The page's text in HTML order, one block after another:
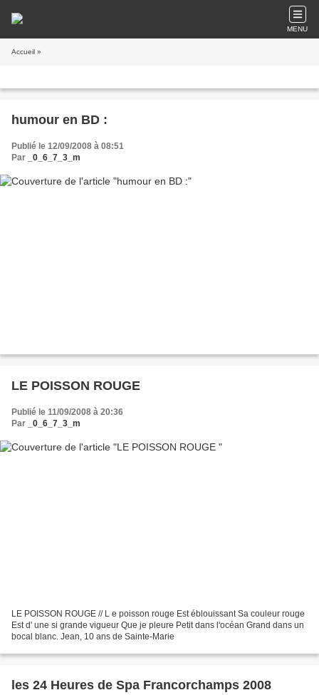
MENU
Accueil »
humour en BD :
Publié le 12/09/2008 à 08:51
Par
_0_6_7_3_m
LE POISSON ROUGE
Publié le 11/09/2008 à 20:36
Par
_0_6_7_3_m
LE POISSON ROUGE // L e poisson rouge Est éblouissant Sa couleur rouge
Est d' une si grande vigueur Que je pleure Petit dans l'océan Grand dans un
bocal blanc. Jean, 10 ans de Sainte-Marie
les 24 Heures de Spa Francorchamps 2008